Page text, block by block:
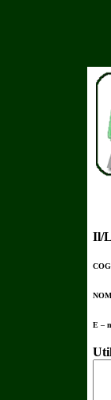
Il/
E –